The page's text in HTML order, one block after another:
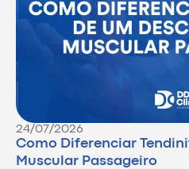
24/07/2026
Como Diferenciar
Muscular Passageiro